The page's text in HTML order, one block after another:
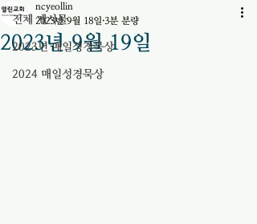
전체 게시물
2023년 매일성경묵상
2024 매일성경묵상
2023년 9월 19일
ncyeollin
2023년 9월 18일 3분 분량